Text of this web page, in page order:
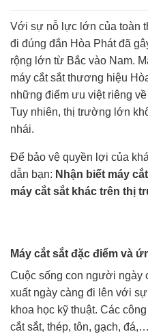
Với sự nỗ lực lớn của toàn
đi đúng đắn Hòa Phát đã
rộng lớn từ Bắc vào Nam.
máy cắt sắt thương hiệu
những điểm ưu việt riêng
Tuy nhiên, thị trường lớn
nhái.
Để bảo vệ quyền lợi của
dẫn bạn: Nhận biết máy
máy cắt sắt khác trên thị
Máy cắt sắt đặc điểm và
Cuộc sống con người ngày
xuất ngày càng đi lên với
khoa học kỹ thuật. Các
cắt sắt, thép, tôn, gạch,